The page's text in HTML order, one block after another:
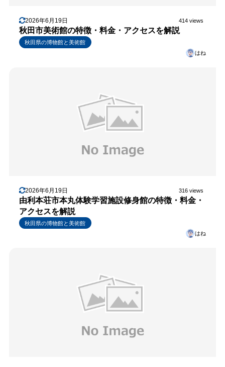
2026年6月19日 414 views
秋田市美術館の特徴・料金・アクセスを解説
秋田県の博物館と美術館
はね
2026年6月19日 316 views
由利本荘市本丸体験学習施設修身館の特徴・料金・
アクセスを解説
秋田県の博物館と美術館
はね